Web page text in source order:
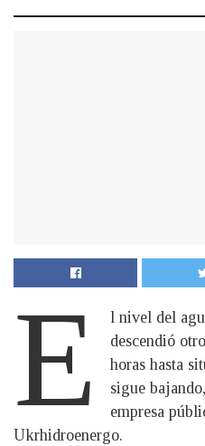
E
l nivel del
descendió
horas hasta
sigue
empresa
Ukrhidroenergo.